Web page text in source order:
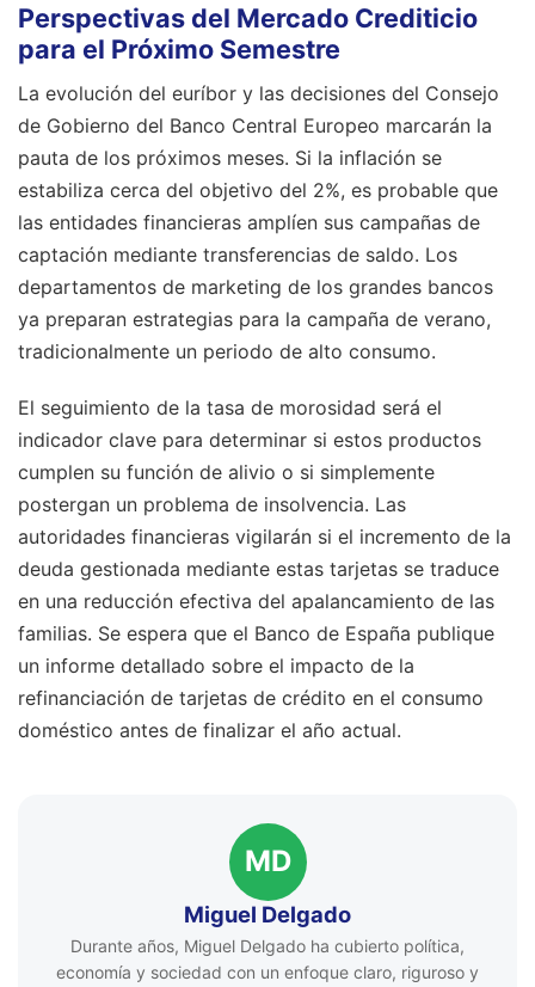
Perspectivas del Mercado Crediticio
para el Próximo Semestre
La evolución del euríbor y las decisiones del Consejo
de Gobierno del Banco Central Europeo marcarán la
pauta de los próximos meses. Si la inflación se
estabiliza cerca del objetivo del 2%, es probable que
las entidades financieras amplíen sus campañas de
captación mediante transferencias de saldo. Los
departamentos de marketing de los grandes bancos
ya preparan estrategias para la campaña de verano,
tradicionalmente un periodo de alto consumo.
El seguimiento de la tasa de morosidad será el
indicador clave para determinar si estos productos
cumplen su función de alivio o si simplemente
postergan un problema de insolvencia. Las
autoridades financieras vigilarán si el incremento de la
deuda gestionada mediante estas tarjetas se traduce
en una reducción efectiva del apalancamiento de las
familias. Se espera que el Banco de España publique
un informe detallado sobre el impacto de la
refinanciación de tarjetas de crédito en el consumo
doméstico antes de finalizar el año actual.
MD
Miguel Delgado
Durante años, Miguel Delgado ha cubierto política,
economía y sociedad con un enfoque claro, riguroso y